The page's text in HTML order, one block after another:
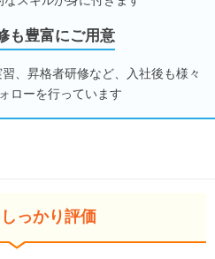
も豊富にご用意
、昇格者研修など、入社後も様々
ローを行っています
っかり評価